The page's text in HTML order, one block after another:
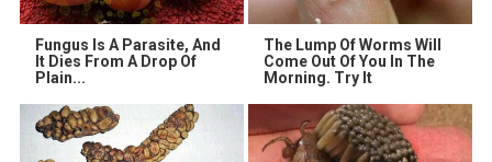
Fungus Is A Parasite, And
It Dies From A Drop Of
Plain...
The Lump Of Worms Will
Come Out Of You In The
Morning. Try It